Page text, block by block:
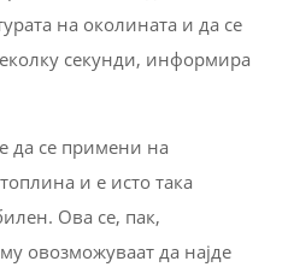
на околината и да се
секунди, информира
да се примени на
и е исто така
Ова се, пак,
овозможуваат да најде